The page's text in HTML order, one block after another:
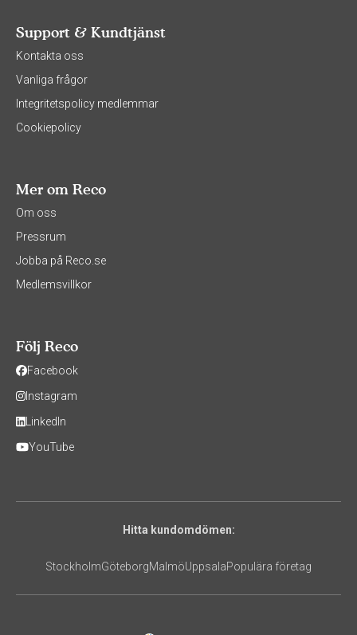
Support & Kundtjänst
Kontakta oss
Vanliga frågor
Integritetspolicy medlemmar
Cookiepolicy
Mer om Reco
Om oss
Pressrum
Jobba på Reco.se
Medlemsvillkor
Följ Reco
Facebook
Instagram
LinkedIn
YouTube
Hitta kundomdömen:
StockholmGöteborgMalmöUppsalaPopulära företag